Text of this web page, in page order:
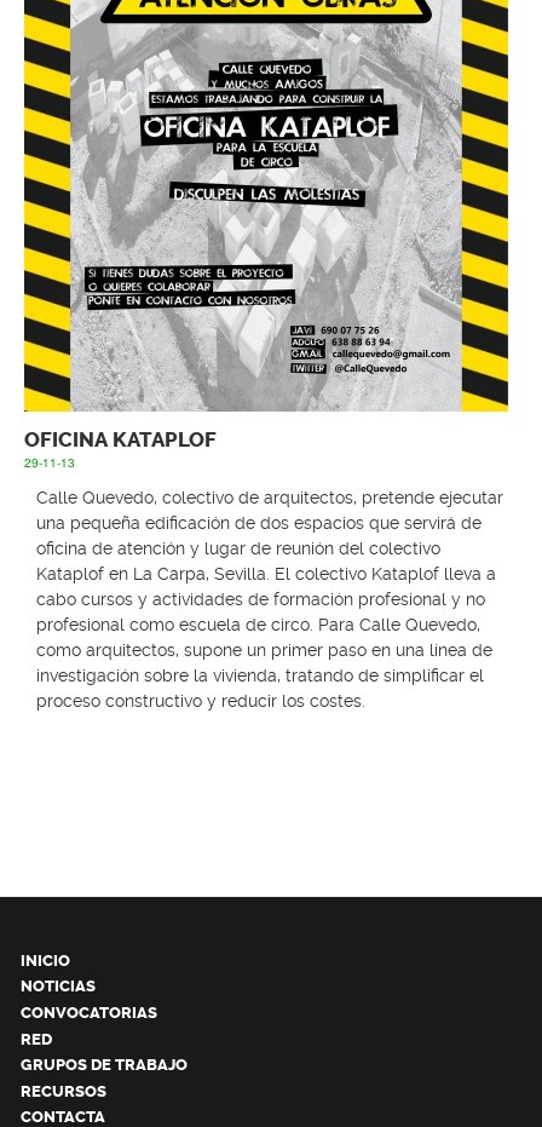
OFICINA KATAPLOF
29-11-13
Calle Quevedo, colectivo de arquitectos, pretende ejecutar
una pequeña edificación de dos espacios que servirá de
oficina de atención y lugar de reunión del colectivo
Kataplof en La Carpa, Sevilla. El colectivo Kataplof lleva a
cabo cursos y actividades de formación profesional y no
profesional como escuela de circo. Para Calle Quevedo,
como arquitectos, supone un primer paso en una línea de
investigación sobre la vivienda, tratando de simplificar el
proceso constructivo y reducir los costes.
INICIO
NOTICIAS
CONVOCATORIAS
RED
GRUPOS DE TRABAJO
RECURSOS
CONTACTA